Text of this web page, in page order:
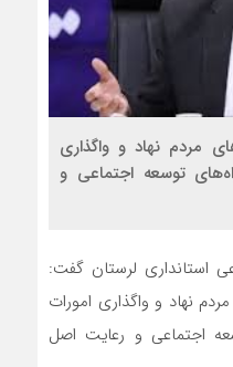
مردم نهاد و واگذاری
توسعه اجتماعی و
استانداری لرستان گفت:
نهاد و واگذاری امورات
اجتماعی و رعایت اصل